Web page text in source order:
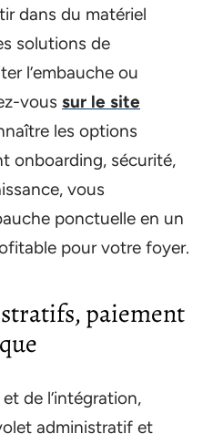
dans du matériel
solutions de
l’embauche ou
vous sur le site
les options
onboarding, sécurité,
vous
ponctuelle en un
pour votre foyer.
paiement
de l’intégration,
administratif et